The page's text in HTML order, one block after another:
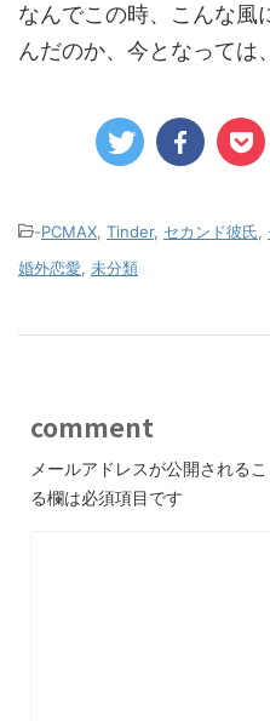
なんでこの時、こんな風
んだのか、今となっては
-PCMAX Tinder, セカンド彼氏
婚外恋愛 未分類
comment
メールアドレスが公開されるこ
る欄は必須項目です